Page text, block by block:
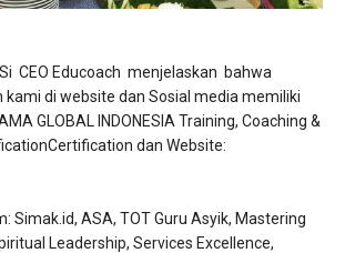
CEO Educoach menjelaskan bahwa
di website dan Sosial media memiliki
GLOBAL INDONESIA Training, Coaching &
dan Website:
Simak.id, ASA, TOT Guru Asyik, Mastering
Leadership, Services Excellence,